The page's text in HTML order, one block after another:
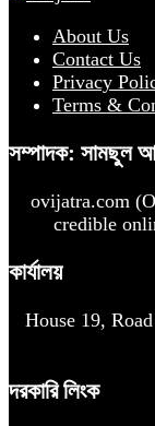
About Us
Contact Us
Privacy
Terms &
সম্পাদক: সামছুল
ovijatra.com
credible
কার্যালয়
House 19,
দরকারি লিংক